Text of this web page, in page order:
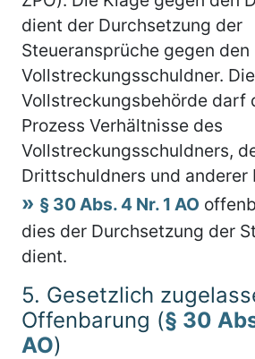
dient der Durchsetzung der
Steueransprüche gegen den
Vollstreckungsschuldner. Die
Vollstreckungsbehörde darf
Prozess Verhältnisse des
Vollstreckungsschuldners,
Drittschuldners und anderer
§ 30 Abs. 4 Nr. 1 AO
dies der Durchsetzung der
dient.
5. Gesetzlich
Offenbarung (§ 30
AO)